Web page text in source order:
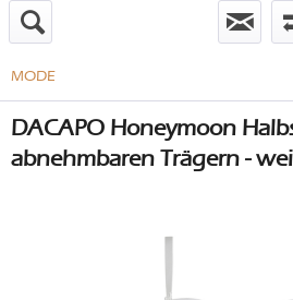
MODE
DACAPO Honeymoon
abnehmbaren Trägern -